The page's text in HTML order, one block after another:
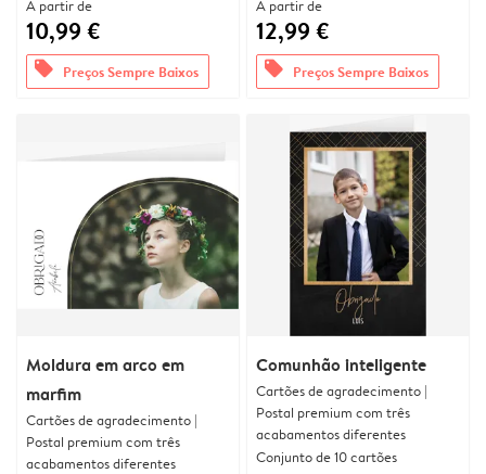
A partir de
10,99 €
offers Preços Sempre Baixos
A partir de
12,99 €
offers Preços Sempre Baixos
Moldura em arco em
marfim
Cartões de agradecimento |
Postal premium com três
acabamentos diferentes
Comunhão inteligente
Cartões de agradecimento |
Postal premium com três
acabamentos diferentes
Conjunto de 10 cartões